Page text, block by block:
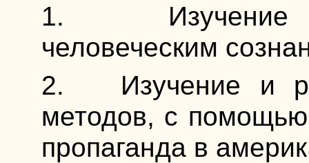
Изучение
человеческим
Изучение и
методов, с помощью
пропаганда в